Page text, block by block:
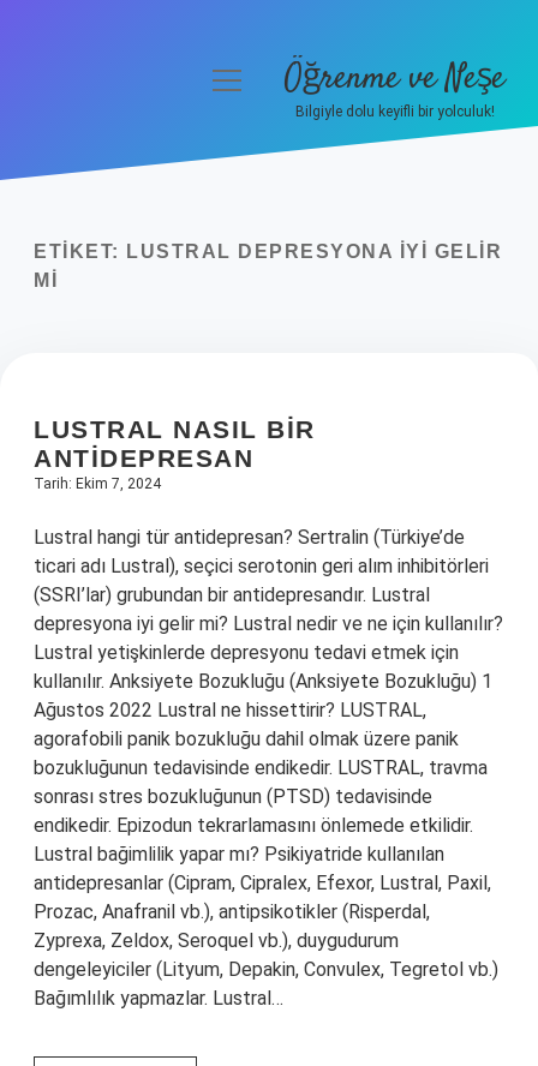
Yasal Uyarı
menüyüÖğrenme ve Neşe
Bilgiyle dolu keyifli bir yolculuk!
ETIKET:
LUSTRAL DEPRESYONA IYI GELIR
MI
LUSTRAL NASIL BIR
ANTIDEPRESAN
Tarih: Ekim 7, 2024
Lustral hangi tür antidepresan? Sertralin (Türkiye’de
ticari adı Lustral), seçici serotonin geri alım inhibitörleri
(SSRI’lar) grubundan bir antidepresandır. Lustral
depresyona iyi gelir mi? Lustral nedir ve ne için kullanılır?
Lustral yetişkinlerde depresyonu tedavi etmek için
kullanılır. Anksiyete Bozukluğu (Anksiyete Bozukluğu) 1
Ağustos 2022 Lustral ne hissettirir? LUSTRAL,
agorafobili panik bozukluğu dahil olmak üzere panik
bozukluğunun tedavisinde endikedir. LUSTRAL, travma
sonrası stres bozukluğunun (PTSD) tedavisinde
endikedir. Epizodun tekrarlamasını önlemede etkilidir.
Lustral bağimlilik yapar mı? Psikiyatride kullanılan
antidepresanlar (Cipram, Cipralex, Efexor, Lustral, Paxil,
Prozac, Anafranil vb.), antipsikotikler (Risperdal,
Zyprexa, Zeldox, Seroquel vb.), duygudurum
dengeleyiciler (Lityum, Depakin, Convulex, Tegretol vb.)
Bağımlılık yapmazlar. Lustral…